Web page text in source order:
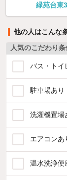
緑苑台東
他の人はこんな
人気のこだわり条
バス・トイ
駐車場あり
洗濯機置場
エアコンあ
温水洗浄便